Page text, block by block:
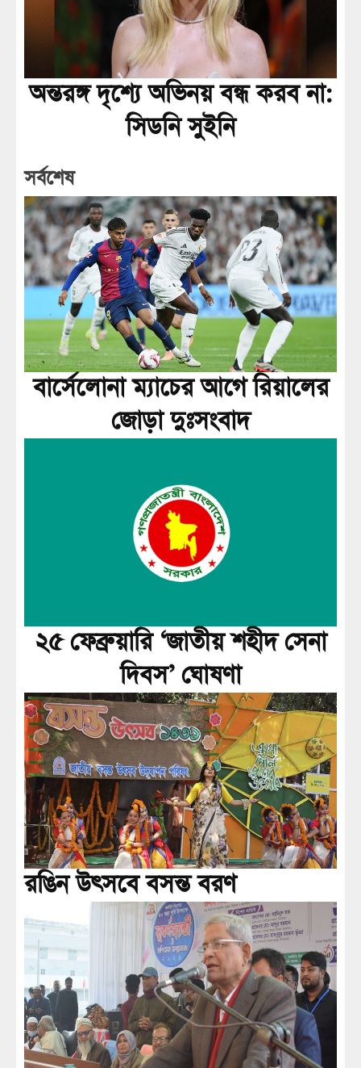
অন্তরঙ্গ দৃশ্যে অভিনয় বন্ধ করব না:
সিডনি সুইনি
সর্বশেষ
বার্সেলোনা ম্যাচের আগে রিয়ালের
জোড়া দুঃসংবাদ
২৫ ফেব্রুয়ারি ‘জাতীয় শহীদ সেনা
দিবস’ ঘোষণা
রঙিন উৎসবে বসন্ত বরণ